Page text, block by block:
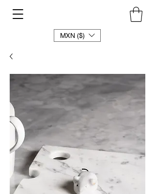
MXN ($)